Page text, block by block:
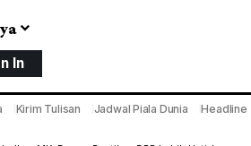
In
Kirim Tulisan Jadwal Piala Dunia Headline